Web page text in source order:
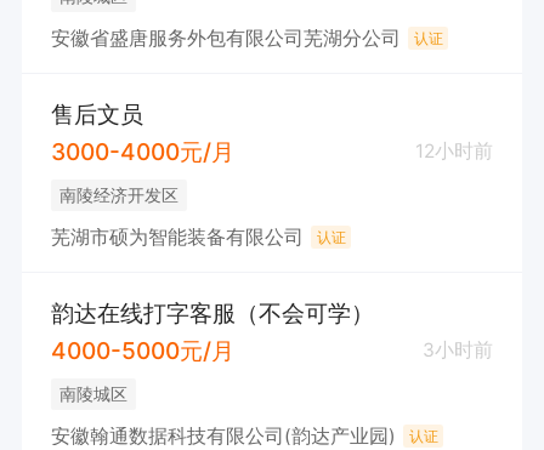
安徽省盛唐服务外包有限公司芜湖分公司 认证
售后文员
3000-4000元/月
12小时前
南陵经济开发区
芜湖市硕为智能装备有限公司 认证
韵达在线打字客服（不会可学）
4000-5000元/月
3小时前
南陵城区
安徽翰通数据科技有限公司(韵达产业园) 认证